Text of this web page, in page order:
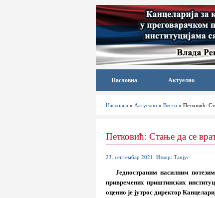
Насловна Актуелно
Насловна » Актуелно » Вести » Петковић:
Петковић: Стање да се
23. септембар 2021. Извор: Танјуг
Једностраним насилним
привремених приштинских
оценио је јутрос директор